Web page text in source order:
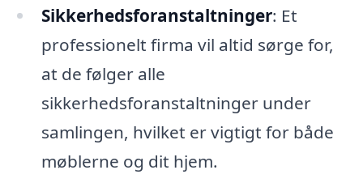
Sikkerhedsforanstaltninger: Et
professionelt firma vil altid sørge for,
at de følger alle
sikkerhedsforanstaltninger under
samlingen, hvilket er vigtigt for både
møblerne og dit hjem.